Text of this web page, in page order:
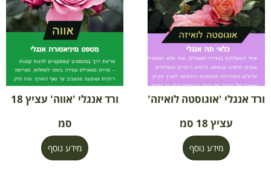
ורד אנגלי 'אוגוסטה לואיזה'
עציץ 18 סמ
מידע נוסף
ורד אנגלי 'אווה' עציץ 18
סמ
מידע נוסף